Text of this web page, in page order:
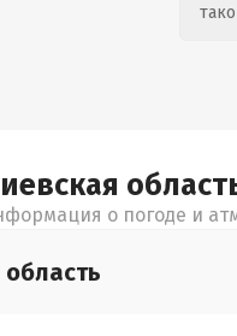
о погоде и
область